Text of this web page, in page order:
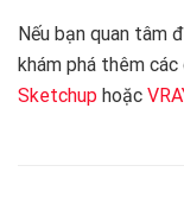
Nếu bạn quan tâm
khám phá thêm
Sketchup hoặc